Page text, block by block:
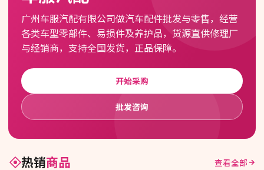
广州车服汽配有限公司做汽车配件批发与零售，经营
各类车型零部件、易损件及养护品，货源直供修理厂
与经销商，支持全国发货，正品保障。
开始采购
批发咨询
热销商品 查看全部